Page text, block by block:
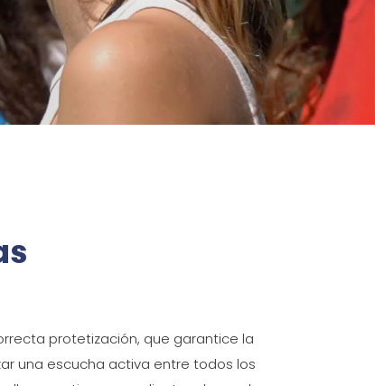
protetización, que garantice la
una escucha activa entre todos los